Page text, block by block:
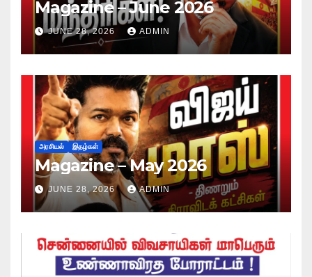
Magazine – June 2026
JUNE 28, 2026 ADMIN
அரசியல் இதழ்கள்
Magazine – May 2026
JUNE 28, 2026 ADMIN